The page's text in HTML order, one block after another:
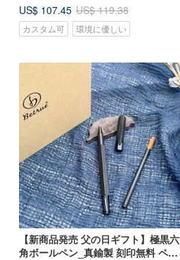
US$ 107.45 US$ 119.38
カスタム可 環境に優しい
【新商品発売 父の日ギフト】極黒六
角ボールペン_真鍮製 刻印無料 ペン